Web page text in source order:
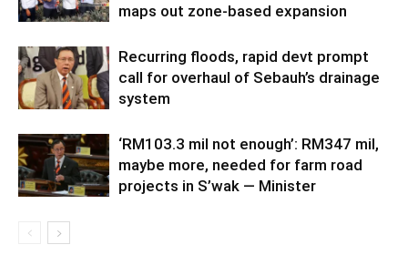
maps out zone-based expansion
Recurring floods, rapid devt prompt
call for overhaul of Sebauh’s drainage
system
‘RM103.3 mil not enough’: RM347 mil,
maybe more, needed for farm road
projects in S’wak — Minister